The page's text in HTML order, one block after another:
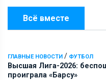
Всё вместе
ГЛАВНЫЕ НОВОСТИ / ФУТБОЛ
Высшая Лига-2026:
проиграла «Барсу»